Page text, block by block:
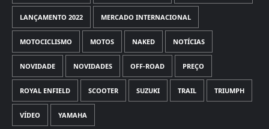
LANÇAMENTO 2022 MERCADO INTERNACIONAL
MOTOCICLISMO MOTOS NAKED NOTÍCIAS
NOVIDADE NOVIDADES OFF-ROAD PREÇO
ROYAL ENFIELD SCOOTER SUZUKI TRAIL TRIUMPH
VÍDEO YAMAHA